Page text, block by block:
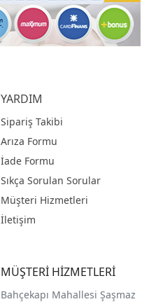
YARDIM
Sipariş Takibi
Arıza Formu
İade Formu
Sıkça Sorulan Sorular
Müşteri Hizmetleri
İletişim
MÜŞTERİ HİZMETLERİ
Bahçekapı Mahallesi Şaşmaz